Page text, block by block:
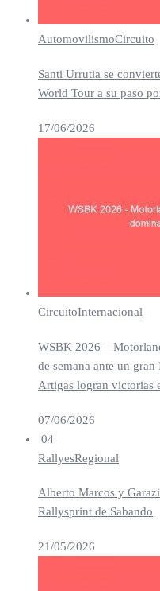
AutomovilismoCircuito
Santi Urrutia se
World Tour a su paso
17/06/2026
CircuitoInternacional
WSBK 2026 –
de semana ante un
Artigas logran victorias
07/06/2026
04
RallyesRegional
Alberto Marcos y
Rallysprint de Sabando
21/05/2026